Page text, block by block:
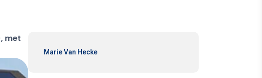
met
Marie Van Hecke